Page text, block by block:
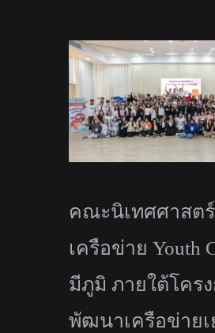
สมัครเรียน
คณะนิเทศศาสต
เครือข่ายYouth
มีภูมิ ภายใต้โคร
พัฒนาเครือข่าย